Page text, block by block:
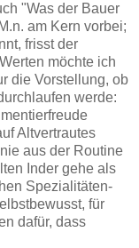
"Was der Bauer
am Kern vorbei;
frisst der
möchte ich
die Vorstellung, ob
werde:
Altvertrautes
aus der Routine
Inder gehe als
Spezialitäten-
für
dafür, dass